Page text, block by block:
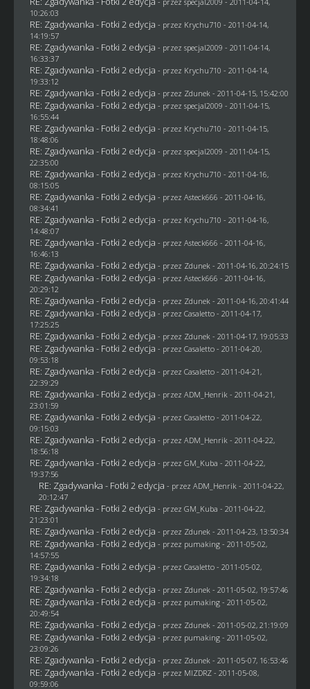
10:26:03
RE: Zgadywanka - Fotki 2 edycja - przez Krychu710 - 2011-04-14,
14:19:57
RE: Zgadywanka - Fotki 2 edycja - przez specjal2009 - 2011-04-14,
16:33:37
RE: Zgadywanka - Fotki 2 edycja - przez Krychu710 - 2011-04-14,
19:33:12
RE: Zgadywanka - Fotki 2 edycja - przez Zdunek - 2011-04-15, 15:42:00
RE: Zgadywanka - Fotki 2 edycja - przez specjal2009 - 2011-04-15,
16:55:44
RE: Zgadywanka - Fotki 2 edycja - przez Krychu710 - 2011-04-15,
18:48:06
RE: Zgadywanka - Fotki 2 edycja - przez specjal2009 - 2011-04-15,
22:35:00
RE: Zgadywanka - Fotki 2 edycja - przez Krychu710 - 2011-04-16,
08:15:05
RE: Zgadywanka - Fotki 2 edycja - przez Asteck666 - 2011-04-16,
08:34:41
RE: Zgadywanka - Fotki 2 edycja - przez Krychu710 - 2011-04-16,
14:48:07
RE: Zgadywanka - Fotki 2 edycja - przez Asteck666 - 2011-04-16,
16:46:13
RE: Zgadywanka - Fotki 2 edycja - przez Zdunek - 2011-04-16, 20:24:15
RE: Zgadywanka - Fotki 2 edycja - przez Asteck666 - 2011-04-16,
20:29:12
RE: Zgadywanka - Fotki 2 edycja - przez Zdunek - 2011-04-16, 20:41:44
RE: Zgadywanka - Fotki 2 edycja - przez Casaletto- 2011-04-17,
17:25:25
RE: Zgadywanka - Fotki 2 edycja - przez Zdunek - 2011-04-17, 19:05:33
RE: Zgadywanka - Fotki 2 edycja - przez Casaletto- 2011-04-20,
09:53:18
RE: Zgadywanka - Fotki 2 edycja - przez Casaletto- 2011-04-21,
22:39:29
RE: Zgadywanka - Fotki 2 edycja - przez ADM_Henrik - 2011-04-21,
23:01:59
RE: Zgadywanka - Fotki 2 edycja - przez Casaletto- 2011-04-22,
09:15:03
RE: Zgadywanka - Fotki 2 edycja - przez ADM_Henrik - 2011-04-22,
18:56:18
RE: Zgadywanka - Fotki 2 edycja - przez GM_Kuba - 2011-04-22,
19:37:56
RE: Zgadywanka - Fotki 2 edycja - przez ADM_Henrik - 2011-04-22,
20:12:47
RE: Zgadywanka - Fotki 2 edycja - przez GM_Kuba - 2011-04-22,
21:23:01
RE: Zgadywanka - Fotki 2 edycja - przez Zdunek - 2011-04-23, 13:50:34
RE: Zgadywanka - Fotki 2 edycja - przez pumaking- 2011-05-02,
14:57:55
RE: Zgadywanka - Fotki 2 edycja - przez Casaletto- 2011-05-02,
19:34:18
RE: Zgadywanka - Fotki 2 edycja - przez Zdunek - 2011-05-02, 19:57:46
RE: Zgadywanka - Fotki 2 edycja - przez pumaking- 2011-05-02,
20:49:54
RE: Zgadywanka - Fotki 2 edycja - przez Zdunek - 2011-05-02, 21:19:09
RE: Zgadywanka - Fotki 2 edycja - przez pumaking- 2011-05-02,
23:09:26
RE: Zgadywanka - Fotki 2 edycja - przez Zdunek - 2011-05-07, 16:53:46
RE: Zgadywanka - Fotki 2 edycja - przez MIZDRZ- 2011-05-08,
09:59:06